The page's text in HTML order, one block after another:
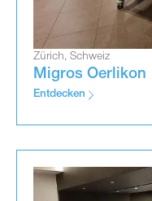
Zürich, Schweiz
Migros Oerlikon
Entdecken